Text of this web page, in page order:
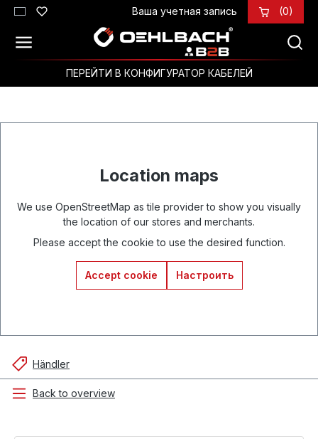
Перейти к основному содержанию
Ваша учетная запись (0)
ПЕРЕЙТИ В КОНФИГУРАТОР КАБЕЛЕЙ
Location maps
We use OpenStreetMap as tile provider to show you visually
the location of our stores and merchants.
Please accept the cookie to use the desired function.
Accept cookie Настроить
Händler
Back to overview